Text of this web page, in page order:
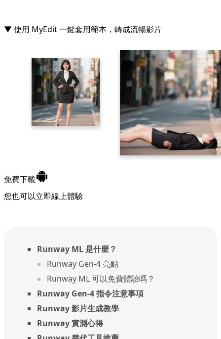
▼ 使用 MyEdit 一鍵套用範本，轉成流暢影片
免費下載
您也可以立即線上體驗
Runway ML 是什麼？
Runway Gen-4 亮點
Runway ML 可以免費體驗嗎？
Runway Gen-4 指令注意事項
Runway 影片生成教學
Runway 實測心得